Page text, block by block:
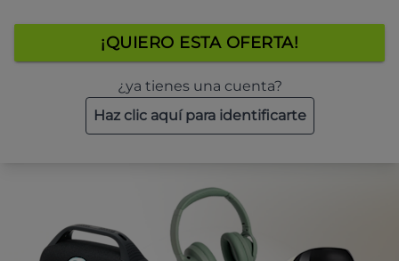
¡QUIERO ESTA OFERTA!
¿ya tienes una cuenta?
Haz clic aquí para identificarte